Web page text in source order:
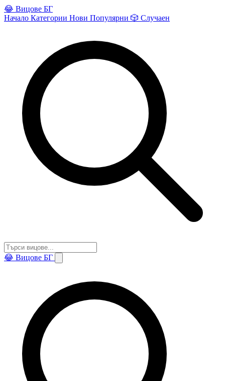
😂 Вицове БГ
Начало Категории Нови Популярни 🎲 Случаен
😂 Вицове БГ